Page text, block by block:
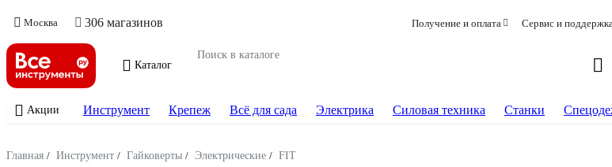
Москва 306 магазинов Получение и оплата Сервис и
Каталог
Акции Инструмент Крепеж Всё для сада Электрика Силовая техника Станки
Главная / Инструмент / Гайковерты / Электрические / FIT